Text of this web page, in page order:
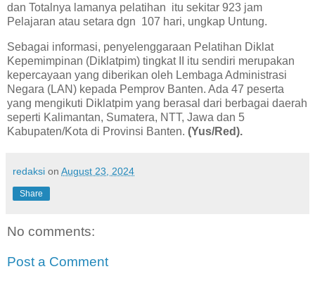
dan Totalnya lamanya pelatihan itu sekitar 923 jam
Pelajaran atau setara dgn 107 hari, ungkap Untung.
Sebagai informasi, penyelenggaraan Pelatihan Diklat
Kepemimpinan (Diklatpim) tingkat II itu sendiri merupakan
kepercayaan yang diberikan oleh Lembaga Administrasi
Negara (LAN) kepada Pemprov Banten. Ada 47 peserta
yang mengikuti Diklatpim yang berasal dari berbagai daerah
seperti Kalimantan, Sumatera, NTT, Jawa dan 5
Kabupaten/Kota di Provinsi Banten. (Yus/Red).
redaksi on August 23, 2024
Share
No comments:
Post a Comment